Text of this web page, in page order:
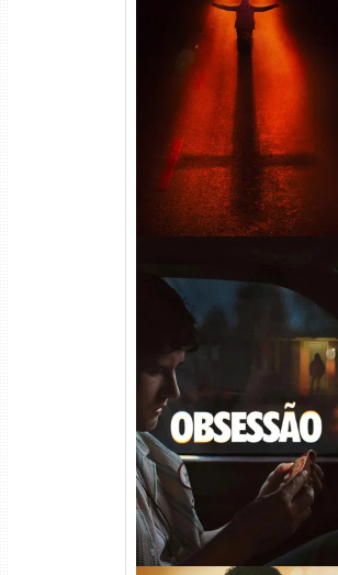
Passageiro do Mal Torrent
(2026) WEB-DL 1080p Dual
Áudio
Obsessão Torrent (2026)
WEB-DL 1080p/4K Dual
Áudio